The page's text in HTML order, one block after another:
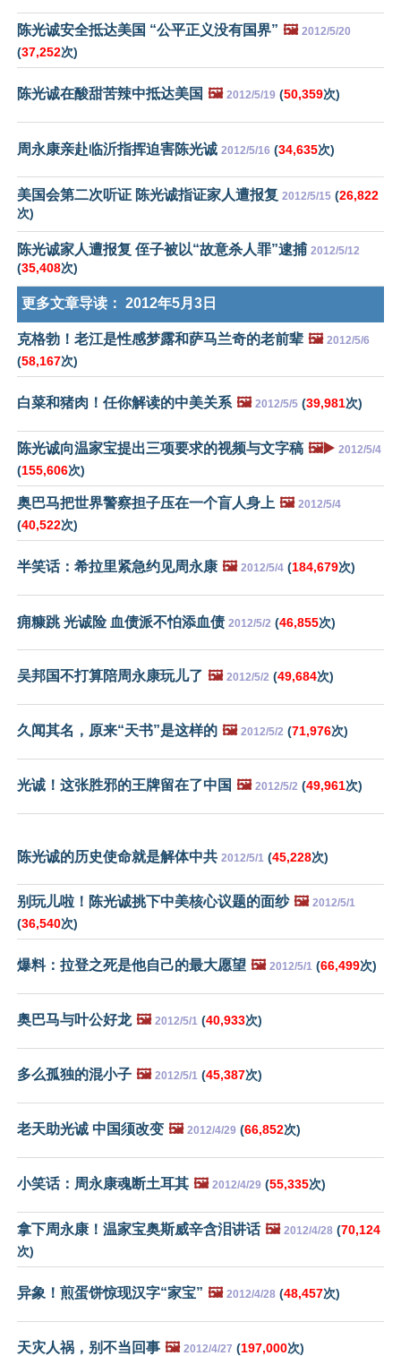
陈光诚安全抵达美国 “公平正义没有国界” 🖼️ 2012/5/20
(37,252次)
陈光诚在酸甜苦辣中抵达美国 🖼️ 2012/5/19 (50,359次)
周永康亲赴临沂指挥迫害陈光诚 2012/5/16 (34,635次)
美国会第二次听证 陈光诚指证家人遭报复 2012/5/15 (26,822
次)
陈光诚家人遭报复 侄子被以“故意杀人罪”逮捕 2012/5/12
(35,408次)
更多文章导读： 2012年5月3日
克格勃！老江是性感梦露和萨马兰奇的老前辈 🖼️ 2012/5/6
(58,167次)
白菜和猪肉！任你解读的中美关系 🖼️ 2012/5/5 (39,981次)
陈光诚向温家宝提出三项要求的视频与文字稿 🖼️▶️ 2012/5/4
(155,606次)
奥巴马把世界警察担子压在一个盲人身上 🖼️ 2012/5/4
(40,522次)
半笑话：希拉里紧急约见周永康 🖼️ 2012/5/4 (184,679次)
痈糠跳 光诚险 血债派不怕添血债 2012/5/2 (46,855次)
吴邦国不打算陪周永康玩儿了 🖼️ 2012/5/2 (49,684次)
久闻其名，原来“天书”是这样的 🖼️ 2012/5/2 (71,976次)
光诚！这张胜邪的王牌留在了中国 🖼️ 2012/5/2 (49,961次)
陈光诚的历史使命就是解体中共 2012/5/1 (45,228次)
别玩儿啦！陈光诚挑下中美核心议题的面纱 🖼️ 2012/5/1
(36,540次)
爆料：拉登之死是他自己的最大愿望 🖼️ 2012/5/1 (66,499次)
奥巴马与叶公好龙 🖼️ 2012/5/1 (40,933次)
多么孤独的混小子 🖼️ 2012/5/1 (45,387次)
老天助光诚 中国须改变 🖼️ 2012/4/29 (66,852次)
小笑话：周永康魂断土耳其 🖼️ 2012/4/29 (55,335次)
拿下周永康！温家宝奥斯威辛含泪讲话 🖼️ 2012/4/28 (70,124
次)
异象！煎蛋饼惊现汉字“家宝” 🖼️ 2012/4/28 (48,457次)
天灾人祸，别不当回事 🖼️ 2012/4/27 (197,000次)